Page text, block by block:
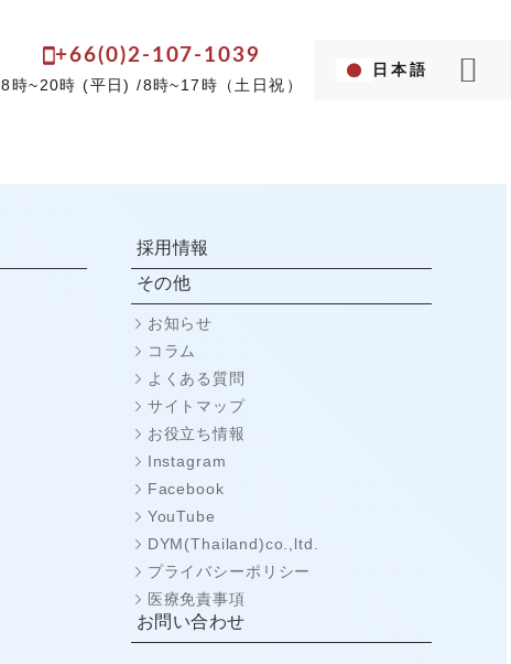
+66(0)2-107-1039
8時~20時 (平日) /8時~17時（土日祝）
Language...
日本語
採用情報
その他
お知らせ
コラム
よくある質問
サイトマップ
お役立ち情報
Instagram
Facebook
YouTube
DYM(Thailand)co.,ltd.
プライバシーポリシー
医療免責事項
お問い合わせ